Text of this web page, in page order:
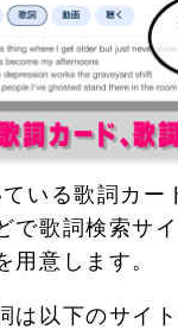
いる歌詞カー
で歌詞検索サ
用意します。
は以下のサイ